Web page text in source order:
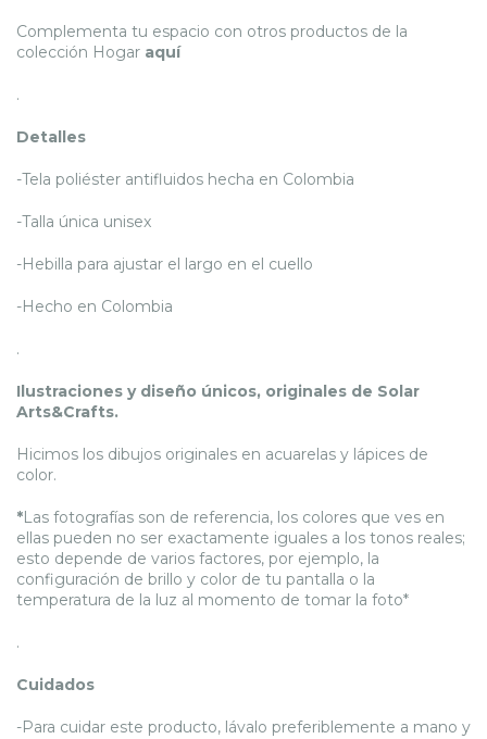
Complementa tu espacio con otros productos de la
colección Hogar aquí
.
Detalles
-Tela poliéster antifluidos hecha en Colombia
-Talla única unisex
-Hebilla para ajustar el largo en el cuello
-Hecho en Colombia
.
Ilustraciones y diseño únicos, originales de Solar
Arts&Crafts.
Hicimos los dibujos originales en acuarelas y lápices de
color.
*Las fotografías son de referencia, los colores que ves en
ellas pueden no ser exactamente iguales a los tonos reales;
esto depende de varios factores, por ejemplo, la
configuración de brillo y color de tu pantalla o la
temperatura de la luz al momento de tomar la foto*
.
Cuidados
-Para cuidar este producto, lávalo preferiblemente a mano y